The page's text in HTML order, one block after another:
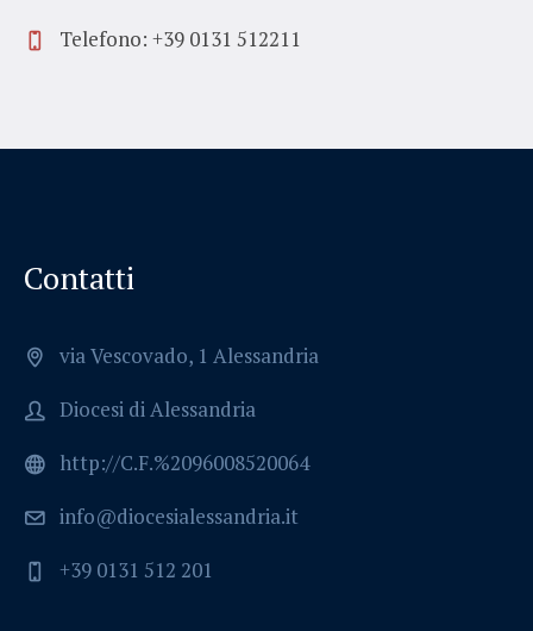
Telefono: +39 0131 512211
Contatti
via Vescovado, 1 Alessandria
Diocesi di Alessandria
http://C.F.%2096008520064
info@diocesialessandria.it
+39 0131 512 201